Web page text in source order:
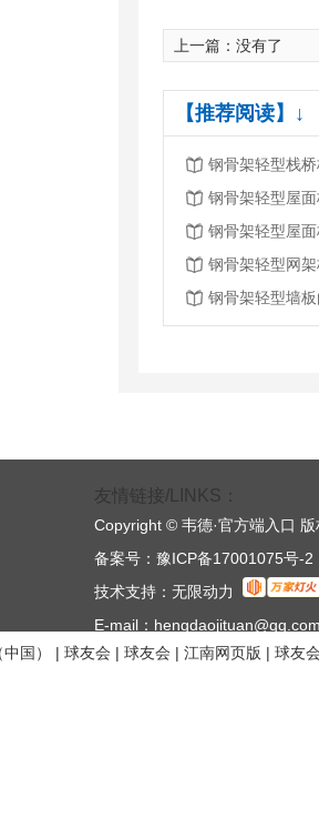
上一篇：没有了
【推荐阅读】↓
钢骨架轻型栈
钢骨架轻型屋
钢骨架轻型屋
钢骨架轻型网
钢骨架轻型墙
友情链接/LINKS：
Copyright © 韦德·官方端入口
备案号： 豫ICP备17001075号-2
技术支持： 无限动力
E-mail：
国） | 球友会 | 球友会 | 江南网页版 | 球友